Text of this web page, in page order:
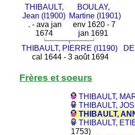
THIBAULT,
Jean (I1900)
. - ava jan
1674
BOULAY,
Martine (I1901)
env 1620 - 7
jan 1691
THIBAULT, PIERRE (I1190)
cal 1644 - 3 août 1694
Frères et soeurs
THIBAULT,
THIBAULT,
THIBAULT,
THIBAULT,
1753)